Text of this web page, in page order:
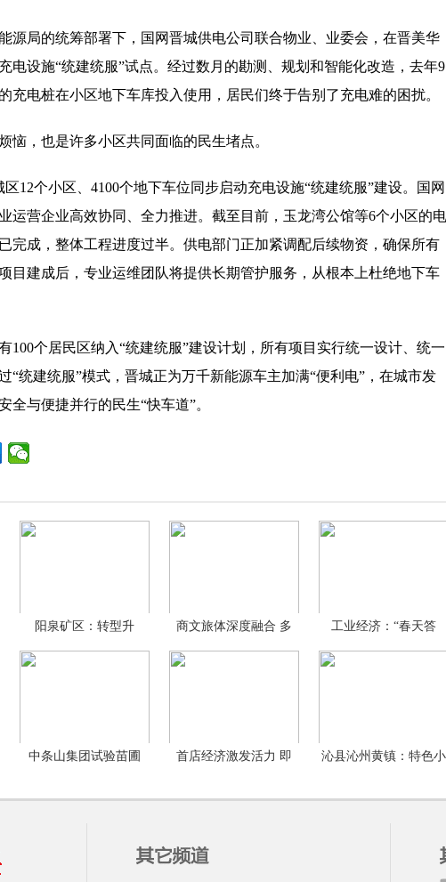
源局的统筹部署下，国网晋城供电公司联合物业、业委会，在晋美华
电设施“统建统服”试点。经过数月的勘测、规划和智能化改造，去年9
充电桩在小区地下车库投入使用，居民们终于告别了充电难的困扰。
恼，也是许多小区共同面临的民生堵点。
12个小区、4100个地下车位同步启动充电设施“统建统服”建设。国网
运营企业高效协同、全力推进。截至目前，玉龙湾公馆等6个小区的电
完成，整体工程进度过半。供电部门正加紧调配后续物资，确保所有
目建成后，专业运维团队将提供长期管护服务，从根本上杜绝地下车
100个居民区纳入“统建统服”建设计划，所有项目实行统一设计、统一
“统建统服”模式，晋城正为万千新能源车主加满“便利电”，在城市发
全与便捷并行的民生“快车道”。
阳泉矿区：转型升
级“二重
商文旅体深度融合 多
元
工业经济：“春天答
卷”可
中条山集团试验苗圃
首店经济激发活力 即
沁县沁州黄镇：特色小